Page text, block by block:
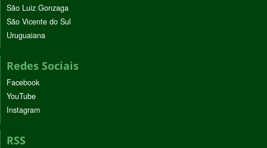
São Luiz Gonzaga
São Vicente do Sul
Uruguaiana
Redes Sociais
Facebook
YouTube
Instagram
RSS